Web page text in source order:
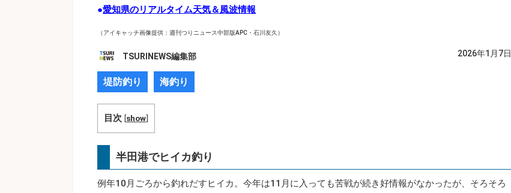
●愛知県のリアルタイム天気＆風波情報
（アイキャッチ画像提供：週刊つりニュース中部版APC・石川友久）
TSURINEWS編集部 2026年1月7日
堤防釣り 海釣り
目次 [show]
半田港でヒイカ釣り
例年10月ごろから釣れだすヒイカ。今年は11月に入っても苦戦が続き好情報がなかったが、そろそろ